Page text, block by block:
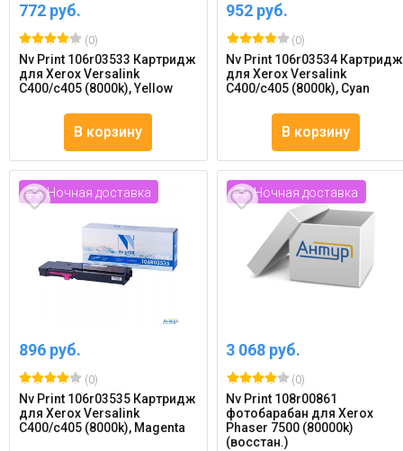
772 руб.
(0)
Nv Print 106r03533 Картридж
для Xerox Versalink
C400/c405 (8000k), Yellow
В корзину
952 руб.
(0)
Nv Print 106r03534 Картридж
для Xerox Versalink
C400/c405 (8000k), Cyan
В корзину
Ночная доставка
896 руб.
(0)
Nv Print 106r03535 Картридж
для Xerox Versalink
C400/c405 (8000k), Magenta
Ночная доставка
3 068 руб.
(0)
Nv Print 108r00861
фотобарабан для Xerox
Phaser 7500 (80000k)
(восстан.)